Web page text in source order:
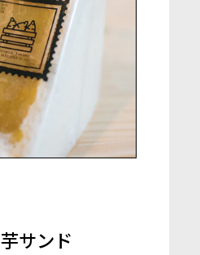
サンド